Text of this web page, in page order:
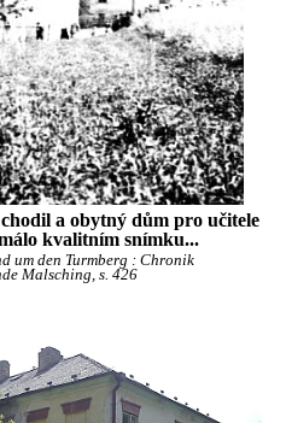
a obytný dům pro učitele
kvalitním snímku...
um den Turmberg : Chronik
Malsching, s. 426